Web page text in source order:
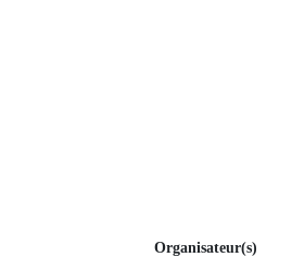
Organisateur(s)